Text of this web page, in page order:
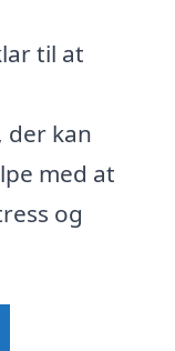
til at
der kan
med at
og